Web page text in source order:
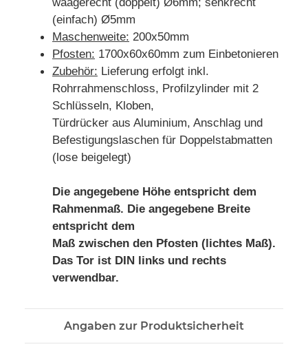
(einfach) Ø5mm
Maschenweite: 200x50mm
Pfosten: 1700x60x60mm zum Einbetonieren
Zubehör: Lieferung erfolgt inkl.
Rohrrahmenschloss, Profilzylinder mit 2
Schlüsseln, Kloben,
Türdrücker aus Aluminium, Anschlag und
Befestigungslaschen für Doppelstabmatten
(lose beigelegt)
Die angegebene Höhe entspricht dem
Rahmenmaß. Die angegebene Breite
entspricht dem
Maß zwischen den Pfosten (lichtes Maß).
Das Tor ist DIN links und rechts
verwendbar.
Angaben zur Produktsicherheit